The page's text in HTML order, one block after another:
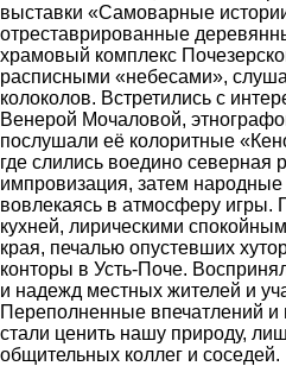
выставки «Самоварные
отреставрированные
храмовый комплекс
расписными «небесами»,
колоколов. Встретились с
Венерой Мочаловой, этн
послушали её колоритные
где слились воедино северная
импровизация, затем
вовлекаясь в атмосферу игры.
кухней, лирическими
края, печалью опустевших
конторы в Усть-Поче.
и надежд местных жителей и
Переполненные впечатлений и
стали ценить нашу природу,
общительных коллег и соседей.